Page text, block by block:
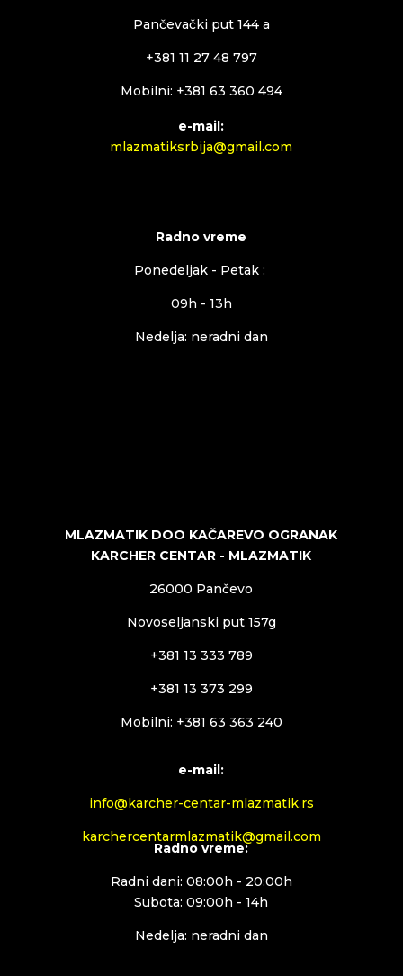
Pančevački put 144 a
+381 11 27 48 797
Mobilni: +381 63 360 494
e-mail:
mlazmatiksrbija@gmail.com
Radno vreme
Ponedeljak - Petak :
09h - 13h
Nedelja: neradni dan
MLAZMATIK DOO KAČAREVO OGRANAK
KARCHER CENTAR - MLAZMATIK
26000 Pančevo
Novoseljanski put 157g
+381 13 333 789
+381 13 373 299
Mobilni: +381 63 363 240
e-mail:
info@karcher-centar-mlazmatik.rs
karchercentarmlazmatik@gmail.com
Radno vreme:
Radni dani: 08:00h - 20:00h
Subota: 09:00h - 14h
Nedelja: neradni dan